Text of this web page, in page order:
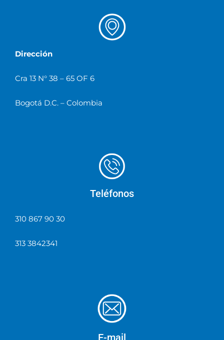
Dirección
Cra 13 N° 38 – 65 OF 6
Bogotá D.C. – Colombia
Teléfonos
310 867 90 30
313 3842341
E-mail